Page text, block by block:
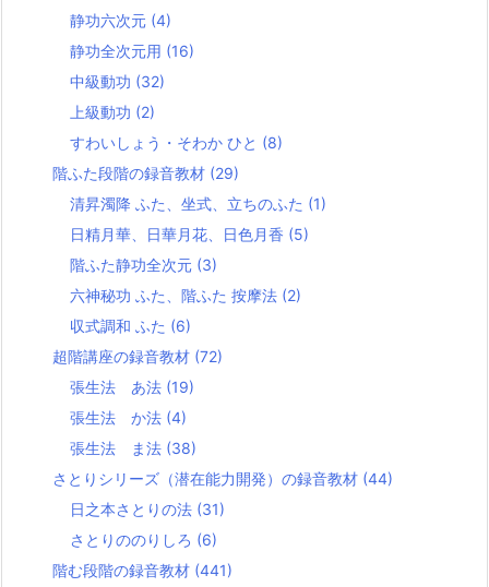
静功六次元 (4)
静功全次元用 (16)
中級動功 (32)
上級動功 (2)
すわいしょう・そわか ひと (8)
階ふた段階の録音教材 (29)
清昇濁降 ふた、坐式、立ちのふた (1)
日精月華、日華月花、日色月香 (5)
階ふた静功全次元 (3)
六神秘功 ふた、階ふた 按摩法 (2)
収式調和 ふた (6)
超階講座の録音教材 (72)
張生法 あ法 (19)
張生法 か法 (4)
張生法 ま法 (38)
さとりシリーズ（潜在能力開発）の録音教材 (44)
日之本さとりの法 (31)
さとりののりしろ (6)
階む段階の録音教材 (441)